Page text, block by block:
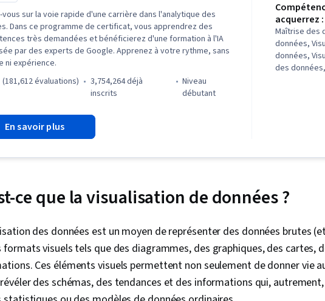
sur la voie rapide d'une carrière dans l'analytique des
Dans ce programme de certificat, vous apprendrez des
très demandées et bénéficierez d'une formation à l'IA
par des experts de Google. Apprenez à votre rythme, sans
ni expérience.
(181,612 évaluations)
3,754,264 déjà
inscrits
niveau
débutant
En savoir plus
acquerrez :
Maîtrise des
données,
données,
des
LinkedIn,
analytiques,
fondée sur
des
visualisation
Traitement
Tableau,
ce que la visualisation de données ?
des données est un moyen de représenter des données brutes
formats visuels tels que des diagrammes, des graphiques, des cartes,
Ces éléments visuels permettent non seulement de donner vie
des schémas, des tendances et des informations qui,